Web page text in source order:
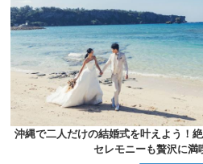
沖縄で二人だけの結婚式を叶えよう！
セレモニーも贅沢に満